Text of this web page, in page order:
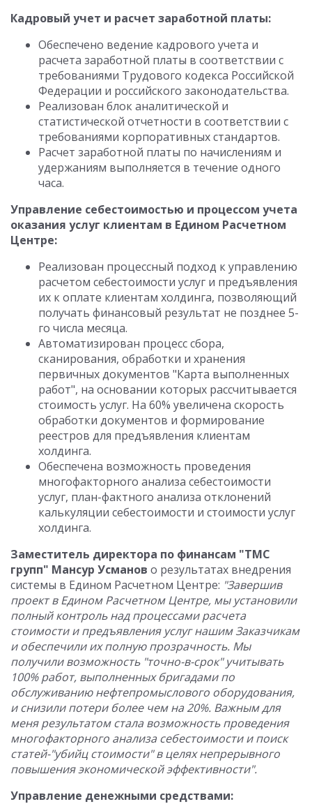
Кадровый учет и расчет заработной платы:
Обеспечено ведение кадрового учета и
расчета заработной платы в соответствии с
требованиями Трудового кодекса Российской
Федерации и российского законодательства.
Реализован блок аналитической и
статистической отчетности в соответствии с
требованиями корпоративных стандартов.
Расчет заработной платы по начислениям и
удержаниям выполняется в течение одного
часа.
Управление себестоимостью и процессом учета
оказания услуг клиентам в Едином Расчетном
Центре:
Реализован процессный подход к управлению
расчетом себестоимости услуг и предъявления
их к оплате клиентам холдинга, позволяющий
получать финансовый результат не позднее 5-
го числа месяца.
Автоматизирован процесс сбора,
сканирования, обработки и хранения
первичных документов "Карта выполненных
работ", на основании которых рассчитывается
стоимость услуг. На 60% увеличена скорость
обработки документов и формирование
реестров для предъявления клиентам
холдинга.
Обеспечена возможность проведения
многофакторного анализа себестоимости
услуг, план-фактного анализа отклонений
калькуляции себестоимости и стоимости услуг
холдинга.
Заместитель директора по финансам "ТМС
групп" Мансур Усманов о результатах внедрения
системы в Едином Расчетном Центре: "Завершив
проект в Едином Расчетном Центре, мы установили
полный контроль над процессами расчета
стоимости и предъявления услуг нашим Заказчикам
и обеспечили их полную прозрачность. Мы
получили возможность "точно-в-срок" учитывать
100% работ, выполненных бригадами по
обслуживанию нефтепромыслового оборудования,
и снизили потери более чем на 20%. Важным для
меня результатом стала возможность проведения
многофакторного анализа себестоимости и поиск
статей-"убийц стоимости" в целях непрерывного
повышения экономической эффективности".
Управление денежными средствами: